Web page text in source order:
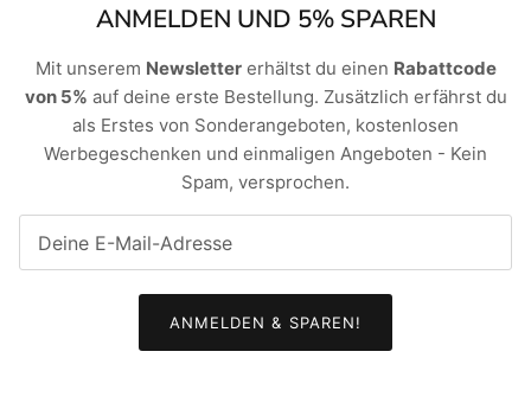
ANMELDEN UND 5% SPAREN
Mit unserem Newslettererhältst du einen Rabattcode
von 5% auf deine erste Bestellung. Zusätzlich erfährst du
als Erstes von Sonderangeboten, kostenlosen
Werbegeschenken und einmaligen Angeboten - Kein
Spam, versprochen.
ANMELDEN & SPAREN!